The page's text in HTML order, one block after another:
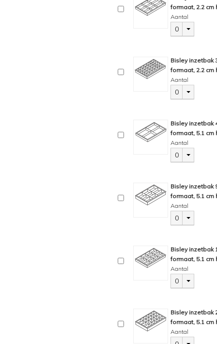
formaat, 2.2 cm
Aantal
0
Bisley inzetbak
formaat, 2.2 cm
Aantal
0
Bisley inzetbak
formaat, 5.1 cm
Aantal
0
Bisley inzetbak
formaat, 5.1 cm
Aantal
0
Bisley inzetbak
formaat, 5.1 cm
Aantal
0
Bisley inzetbak
formaat, 5.1 cm
Aantal